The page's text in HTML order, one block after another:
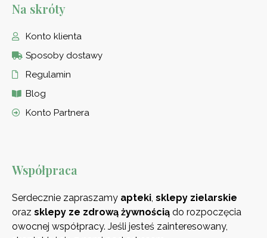
Na skróty
Konto klienta
Sposoby dostawy
Regulamin
Blog
Konto Partnera
Współpraca
Serdecznie zapraszamy apteki, sklepy zielarskie
oraz sklepy ze zdrową żywnością do rozpoczęcia
owocnej współpracy. Jeśli jesteś zainteresowany,